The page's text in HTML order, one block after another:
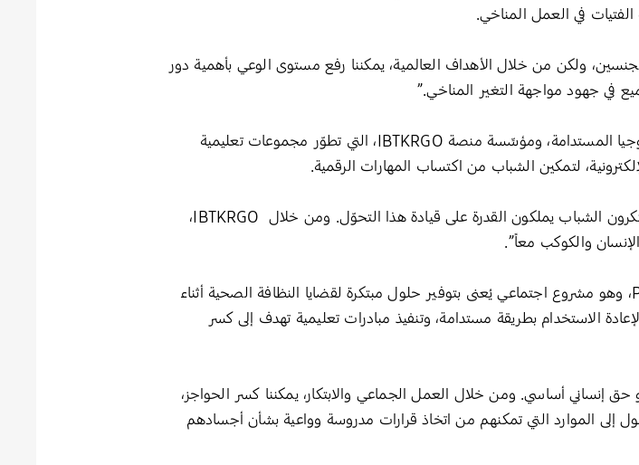
الفتيات في العمل المناخي.
ولكن من خلال الأهداف العالمية، يمكننا رفع مستوى الوعي بأهمية دور
في جهود مواجهة التغير المناخي.”
– ناشطة في مجال المناخ، ومدافعة عن التكنولوجيا المستدامة، ومؤسِّسة منصة IBTKRGO، التي تطوّر مجموعات تعليمية
لتمكين الشباب من اكتساب المهارات الرقمية.
وقالت رهف: “التكنولوجيا الخضراء هي مفتاح لمستقبل مستدام، والمبتكرون الشباب يملكون القدرة على قيادة هذا التحوّل. ومن خلال IBTKRGO،
والكوكب معاً”.
المؤسِّسة المشاركة لمشروع Project Baala، وهو مشروع اجتماعي يُعنى بتوفير حلول مبتكرة لقضايا النظافة الصحية أثناء
الاستخدام بطريقة مستدامة، وتنفيذ مبادرات تعليمية تهدف إلى كسر
إنساني أساسي. ومن خلال العمل الجماعي والابتكار، يمكننا كسر الحواجز،
إلى الموارد التي تمكنهم من اتخاذ قرارات مدروسة وواعية بشأن أجسادهم